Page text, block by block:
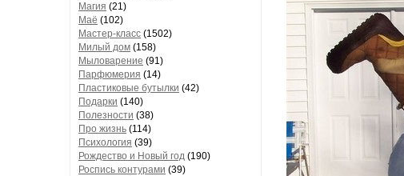
Магия (21)
Маё (102)
Мастер-класс (1502)
Милый дом (158)
Мыловарение (91)
Парфюмерия (14)
Пластиковые бутылки (42)
Подарки (140)
Полезности (38)
Про жизнь (114)
Психология (39)
Рождество и Новый год (190)
Роспись контурами (39)